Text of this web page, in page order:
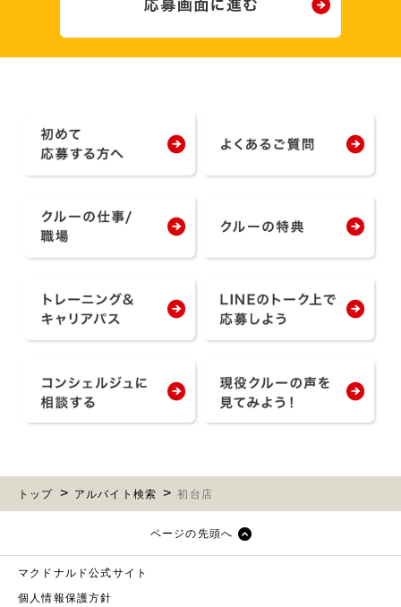
トップ アルバイト検索 初台店
ページの先頭へ
マクドナルド公式サイト
個人情報保護方針